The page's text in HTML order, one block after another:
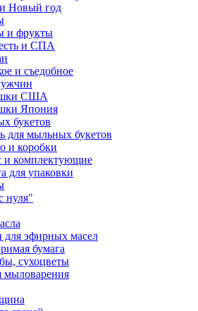
Новый год
и фрукты
и СПА
и съедобное
США
Япония
букетов
для мыльных букетов
и коробки
и комплектующие
для упаковки
нуля"
для эфирных масел
бумага
сухоцветы
мыловарения